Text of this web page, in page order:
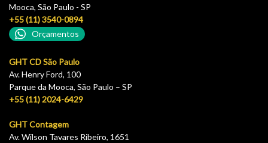
Mooca, São Paulo - SP
+55 (11) 3540-0894
Orçamentos
GHT CD São Paulo
Av. Henry Ford, 100
Parque da Mooca, São Paulo – SP
+55 (11) 2024-6429
GHT Contagem
Av. Wilson Tavares Ribeiro, 1651